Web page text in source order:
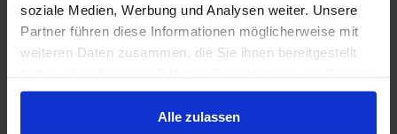
soziale Medien, Werbung und Analysen weiter. Unsere
Partner führen diese Informationen möglicherweise mit
weiteren Daten zusammen, die Sie ihnen bereitgestellt
gesammelt haben.
Alle zulassen
Eine Veröffentlichung der Studie ist für das erste
Quartal 2025 geplant.
Auf LinkedIn teilen